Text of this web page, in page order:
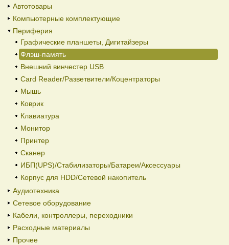
Автотовары
Компьютерные комплектующие
Периферия
Графические планшеты, Дигитайзеры
Флэш-память
Внешний винчестер USB
Card Reader/Разветвители/Коцентраторы
Мышь
Коврик
Клавиатура
Монитор
Принтер
Сканер
ИБП(UPS)/Стабилизаторы/Батареи/Аксессуары
Корпус для HDD/Cетевой накопитель
Аудиотехника
Сетевое оборудование
Кабели, контроллеры, переходники
Расходные материалы
Прочее